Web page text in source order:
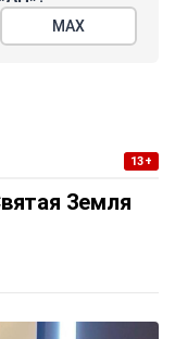
МАХ
13+
Земля